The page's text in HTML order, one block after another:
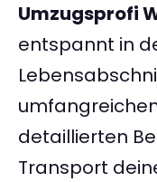
Umzugsprofi
entspannt in
detaillierten
Transport